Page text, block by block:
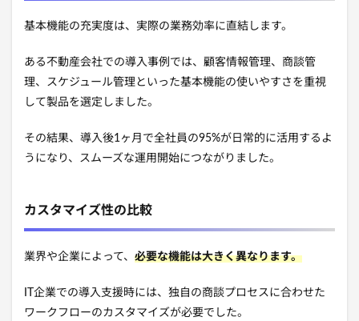
基本機能の充実度は、実際の業務効率に直結します。
ある不動産会社での導入事例では、顧客情報管理、商談管
理、スケジュール管理といった基本機能の使いやすさを重視
して製品を選定しました。
その結果、導入後1ヶ月で全社員の95%が日常的に活用するよ
うになり、スムーズな運用開始につながりました。
カスタマイズ性の比較
業界や企業によって、 必要な機能は大きく異なります。
IT企業での導入支援時には、独自の商談プロセスに合わせた
ワークフローのカスタマイズが必要でした。